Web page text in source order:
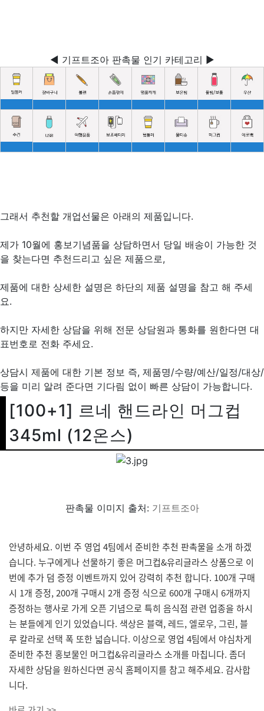
◀ 기프트조아 판촉물 인기 카테고리 ▶
그래서 추천할 개업선물은 아래의 제품입니다.
제가 10월에 홍보기념품을 상담하면서 당일 배송이 가능한 것
을 찾는다면 추천드리고 싶은 제품으로,
제품에 대한 상세한 설명은 하단의 제품 설명을 참고 해 주세
요.
하지만 자세한 상담을 위해 전문 상담원과 통화를 원한다면 대
표번호로 전화 주세요.
상담시 제품에 대한 기본 정보 즉, 제품명/수량/예산/일정/대상/
등을 미리 알려 준다면 기다림 없이 빠른 상담이 가능합니다.
[100+1] 르네 핸드라인 머그컵
345ml (12온스)
판촉물 이미지 출처: 기프트조아
안녕하세요. 이번 주 영업 4팀에서 준비한 추천 판촉물을 소개 하겠
습니다. 누구에게나 선물하기 좋은 머그컵&유리글라스 상품으로 이
번에 추가 덤 증정 이벤트까지 있어 강력히 추천 합니다. 100개 구매
시 1개 증정, 200개 구매시 2개 증정 식으로 600개 구매시 6개까지
증정하는 행사로 가게 오픈 기념으로 특히 음식점 관련 업종을 하시
는 분들에게 인기 있었습니다. 색상은 블랙, 레드, 엘로우, 그린, 블
루 칼라로 선택 폭 또한 넓습니다. 이상으로 영업 4팀에서 야심차게
준비한 추천 홍보물인 머그컵&유리글라스 소개를 마칩니다. 좀더
자세한 상담을 원하신다면 공식 홈페이지를 참고 해주세요. 감사합
니다.